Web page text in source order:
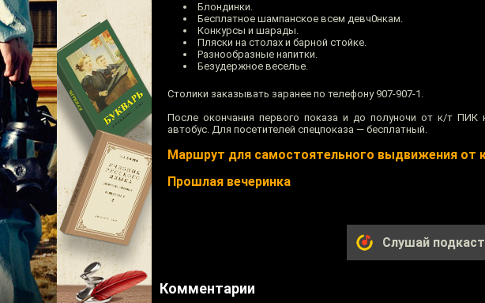
Блондинки.
Бесплатное шампанское всем девч0нкам.
Конкурсы и шарады.
Пляски на столах и барной стойке.
Разнообразные напитки.
Безудержное веселье.
Столики заказывать заранее по телефону 907-907-1.
После окончания первого показа и до полуночи от к/т ПИК
автобус. Для посетителей спецпоказа — бесплатный.
Маршрут для самостоятельного выдвижения от
Прошлая вечеринка
Слушай
Комментарии